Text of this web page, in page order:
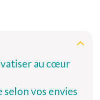
au cœur
selon vos envies